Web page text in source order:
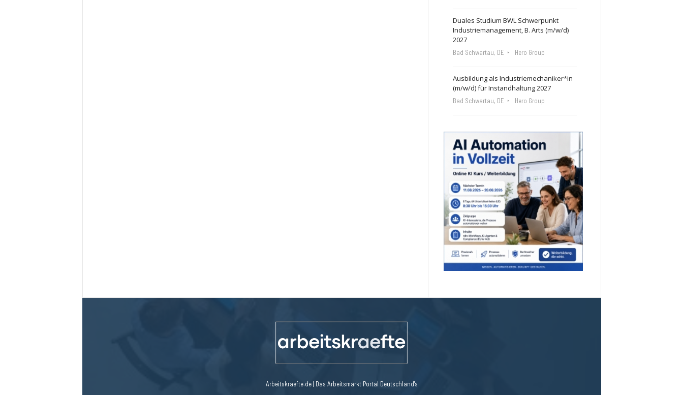
Duales Studium BWL Schwerpunkt
Industriemanagement, B. Arts (m/w/d)
2027
Bad Schwartau, DE Hero Group
Ausbildung als Industriemechaniker*in
(m/w/d) für Instandhaltung 2027
Bad Schwartau, DE Hero Group
Arbeitskraefte.de | Das Arbeitsmarkt Portal Deutschland's